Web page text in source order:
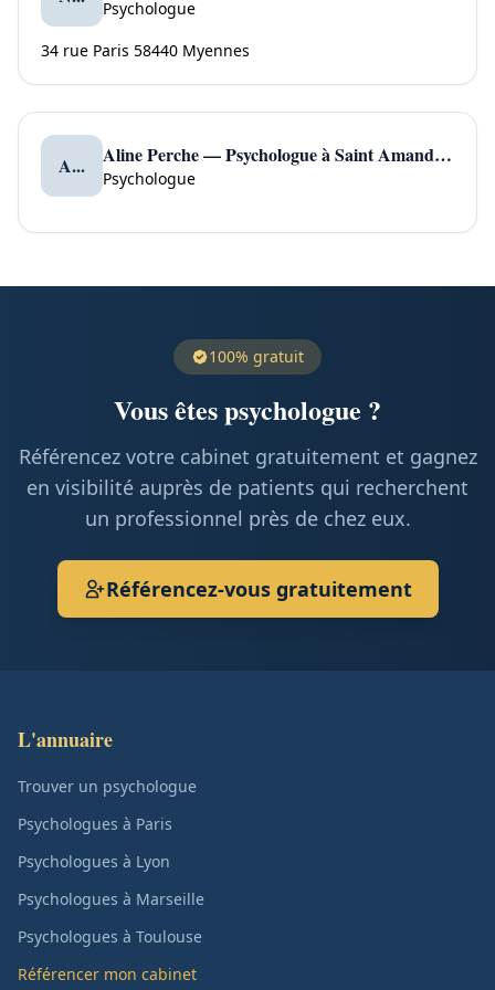
Psychologue
34 rue Paris 58440 Myennes
A... Aline Perche — Psychologue à Saint Amand en Puisaye
Psychologue
100% gratuit
Vous êtes psychologue ?
Référencez votre cabinet gratuitement et gagnez
en visibilité auprès de patients qui recherchent
un professionnel près de chez eux.
Référencez-vous gratuitement
L'annuaire
Trouver un psychologue
Psychologues à Paris
Psychologues à Lyon
Psychologues à Marseille
Psychologues à Toulouse
Référencer mon cabinet